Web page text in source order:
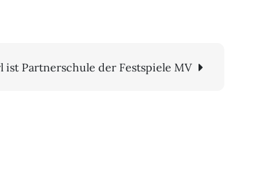
ist Partnerschule der Festspiele MV